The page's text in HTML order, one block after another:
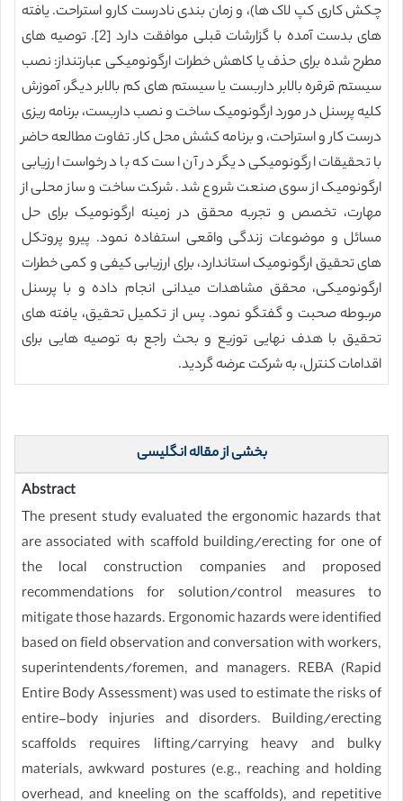
چکش کاری کپ لاک ها)، و زمان بندی نادرست کارو استراحت. یافته
های بدست آمده با گزارشات قبلی موافقت دارد [2]. توصیه های
مطرح شده برای حذف یا کاهش خطرات ارگونومیکی عبارتنداز: نصب
سیستم قرقره بالابر داربست یا سیستم های کم بالابر دیگر، آموزش
کلیه پرسنل در مورد ارگونومیک ساخت و نصب داربست، برنامه ریزی
درست کار و استراحت، و برنامه کشش محل کار. تفاوت مطالعه حاضر
با تحقیقات ارگونومیکی دیگر در آن است که با درخواست ارزیابی
ارگونومیک از سوی صنعت شروع شد. شرکت ساخت و ساز محلی از
مهارت، تخصص و تجربه محقق در زمینه ارگونومیک برای حل
مسائل و موضوعات زندگی واقعی استفاده نمود. پیرو پروتکل
های تحقیق ارگونومیک استاندارد، برای ارزیابی کیفی و کمی خطرات
ارگونومیکی، محقق مشاهدات میدانی انجام داده و با پرسنل
مربوطه صحبت و گفتگو نمود. پس از تکمیل تحقیق، یافته های
تحقیق با هدف نهایی توزیع و بحث راجع به توصیه هایی برای
اقدامات کنترل، به شرکت عرضه گردید.
بخشی از مقاله انگلیسی
Abstract
The present study evaluated the ergonomic hazards that
are associated with scaffold building/erecting for one of
the local construction companies and proposed
recommendations for solution/control measures to
mitigate those hazards. Ergonomic hazards were identified
based on field observation and conversation with workers,
superintendents/foremen, and managers. REBA (Rapid
Entire Body Assessment) was used to estimate the risks of
entire-body injuries and disorders. Building/erecting
scaffolds requires lifting/carrying heavy and bulky
materials, awkward postures (e.g., reaching and holding
overhead, and kneeling on the scaffolds), and repetitive